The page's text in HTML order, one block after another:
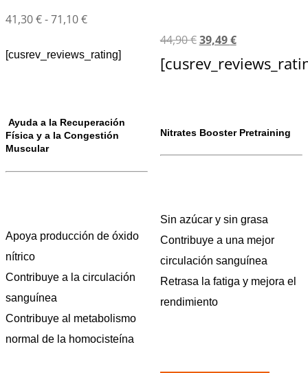
41,30€-71,10€
[cusrev_reviews_rating]
Ayuda a la Recuperación
Física y a la Congestión
Muscular
Apoya producción de óxido
nítrico
Contribuye a la circulación
sanguínea
Contribuye al metabolismo
normal de la homocisteína
44,90€39,49€
Nitrates Booster Pretraining
Sin azúcar y sin grasa
Contribuye a una mejor
circulación sanguínea
Retrasa la fatiga y mejora el
rendimiento